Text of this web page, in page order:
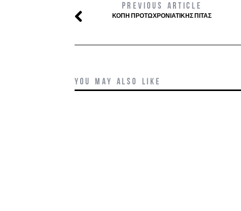
PREVIOUS ARTICLE
ΚΟΠΉ ΠΡΟΤΩΧΡΟΝΙΆΤΙΚΗΣ ΠΊΤΑΣ
YOU MAY ALSO LIKE